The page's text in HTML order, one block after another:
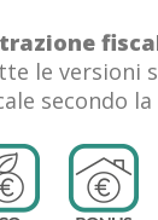
le versioni
secondo